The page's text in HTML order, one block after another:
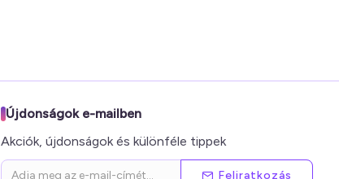
Újdonságok e-mailben
Akciók, újdonságok és különféle tippek
Feliratkozás